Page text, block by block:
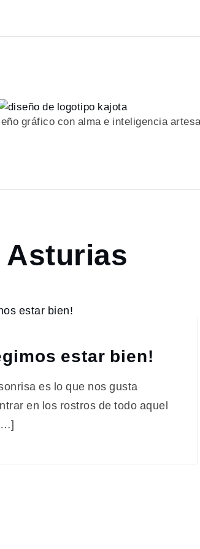
gráfico con alma e inteligencia
Asturias
estar bien!
es lo que nos gusta
en los rostros de todo aquel